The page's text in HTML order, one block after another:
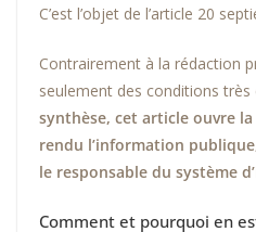
C’est l’objet de l’article 20
Contrairement à la rédaction
seulement des conditions très
synthèse, cet article ouvre
rendu l’information
le responsable du système
Comment et pourquoi en